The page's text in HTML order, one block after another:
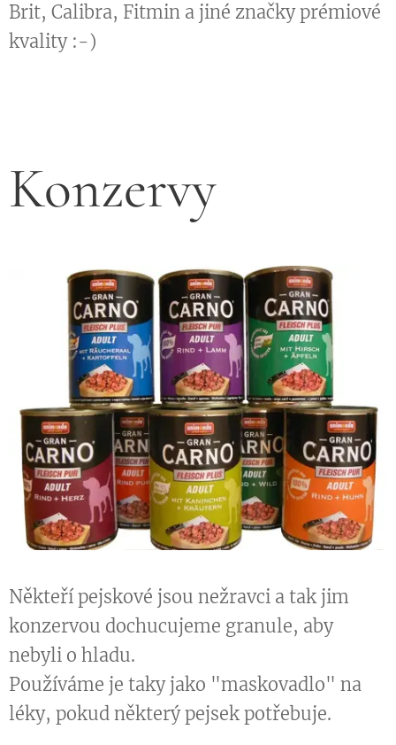
Brit, Calibra, Fitmin a jiné značky prémiové
kvality :-)
Konzervy
Někteří pejskové jsou nežravci a tak jim
konzervou dochucujeme granule, aby
nebyli o hladu.
Používáme je taky jako "maskovadlo" na
léky, pokud některý pejsek potřebuje.